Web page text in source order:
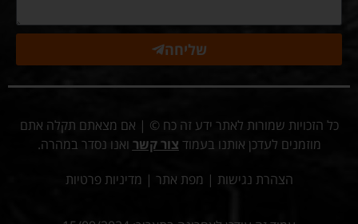
שליחה
כל הזכויות שמורות לאתר ידע זה כח © | אם מצאתם תקלה אתם
מוזמנים לעדכן אותנו בעמוד צור קשר ואנו נסדר במהרה.
הצהרת נגישות | מפת אתר | מדיניות פרטיות